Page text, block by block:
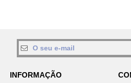
INFORMAÇÃO